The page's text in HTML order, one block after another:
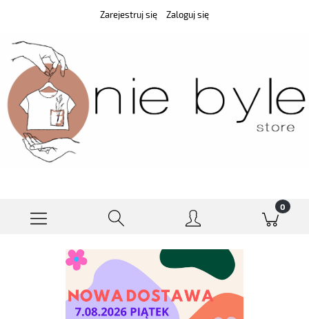
Zarejestruj się Zaloguj się